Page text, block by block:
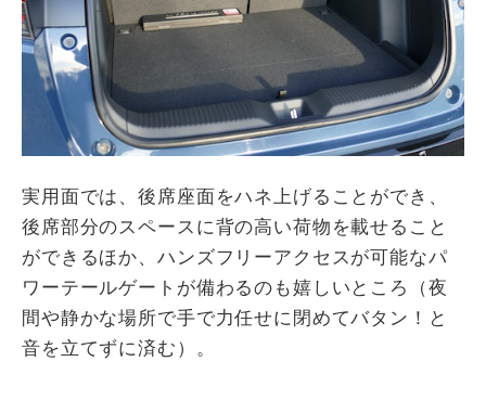
実用面では、後席座面をハネ上げることができ、
後席部分のスペースに背の高い荷物を載せること
ができるほか、ハンズフリーアクセスが可能なパ
ワーテールゲートが備わるのも嬉しいところ（夜
間や静かな場所で手で力任せに閉めてバタン！と
音を立てずに済む）。